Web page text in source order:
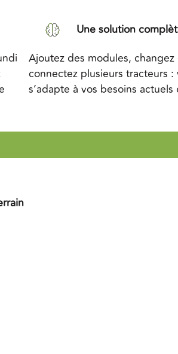
Une solution
Ajoutez des modules, changez
connectez plusieurs tracteurs
s’adapte à vos besoins